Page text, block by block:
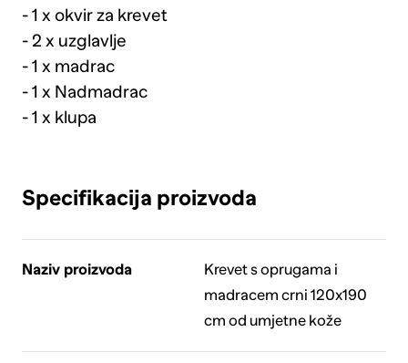
- 1 x okvir za krevet
- 2 x uzglavlje
- 1 x madrac
- 1 x Nadmadrac
- 1 x klupa
Specifikacija proizvoda
Naziv proizvoda
Krevet s oprugama i
madracem crni 120x190
cm od umjetne kože